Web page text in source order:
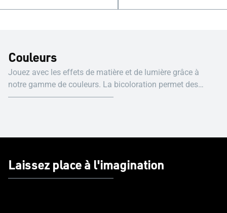
Couleurs
Jouez avec les effets de matière et de lumière grâce à
notre gamme de couleurs. La bicoloration permet des
couleurs différentes entre intérieur et extérieur. Important :
Laissez place à l'imagination